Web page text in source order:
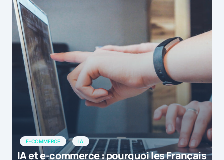
E-COMMERCE IA
IA et e-commerce : pourquoi les Français